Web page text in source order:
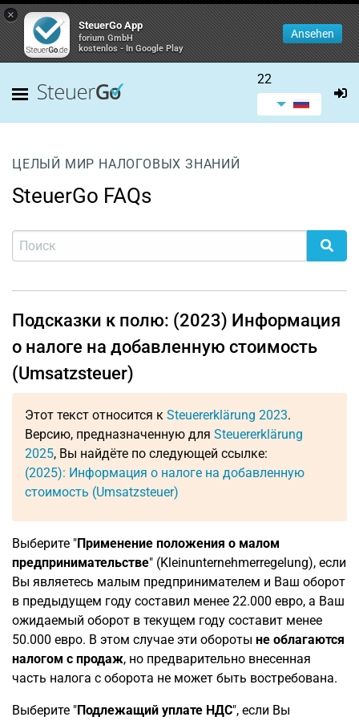
×
SteuerGo App
forium GmbH
kostenlos - In Google Play
Ansehen
22
ЦЕЛЫЙ МИР НАЛОГОВЫХ ЗНАНИЙ
SteuerGo FAQs
Подсказки к полю: (2023) Информация
о налоге на добавленную стоимость
(Umsatzsteuer)
Этот текст относится к Steuererklärung 2023.
Версию, предназначенную для Steuererklärung
2025, Вы найдёте по следующей ссылке:
(2025): Информация о налоге на добавленную
стоимость (Umsatzsteuer)
Выберите "Применение положения о малом
предпринимательстве" (Kleinunternehmerregelung), если
Вы являетесь малым предпринимателем и Ваш оборот
в предыдущем году составил менее 22.000 евро, а Ваш
ожидаемый оборот в текущем году составит менее
50.000 евро. В этом случае эти обороты не облагаются
налогом с продаж, но предварительно внесенная
часть налога с оборота не может быть востребована.
Выберите "Подлежащий уплате НДС", если Вы